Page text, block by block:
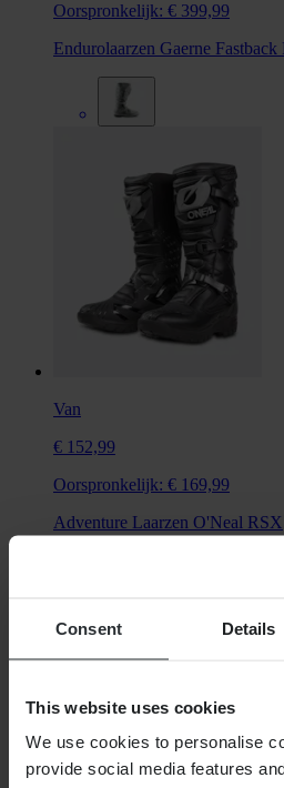
Consent Details
This website uses cookies
We use cookies to personalise
provide social media features
Oorspronkelijk: € 399,99
Endurolaarzen Gaerne Fastback
Van
€ 152,99
Oorspronkelijk: € 169,99
Adventure Laarzen O'Neal RSX